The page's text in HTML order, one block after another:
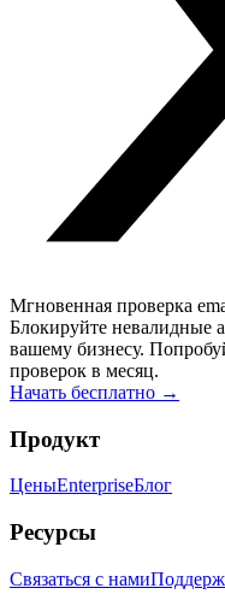
Мгновенная проверка
Блокируйте невалидные
вашему бизнесу.
проверок в месяц.
Начать бесплатно →
Продукт
ЦеныEnterpriseБлог
Ресурсы
Связаться с нами